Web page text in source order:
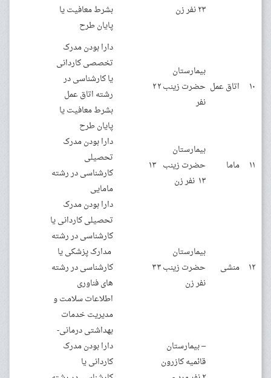
۲۳ نفر زن
بشرط معافیت یا
پایان طرح
۱۰ اتاق عمل
بیمارستان
حضرت زینب ۲
نفر
۲
دارا بودن مدرک
تخصصی کاردانی
یا کارشناسی در
رشته اتاق عمل
بشرط معافیت یا
پایان طرح
۱۱ ماما
بیمارستان
حضرت زینب
۱۳ نفر زن
۱۳
دارا بودن مدرک
تحصیلی
کارشناسی در رشته
مامایی
۱۲ منشی
بیمارستان
حضرت زینب ۳
نفر زن
۳
دارا بودن مدرک
تحصیلی کاردانی یا
کارشناسی در رشته
مدارک پزشکی یا
کارشناسی در رشته
های فناوری
اطلاعات سلامت و
مدیریت خدمات
بهداشتی درمانی-
– بیمارستان
قائمیه کازرون
دارا بودن مدرک
کاردانی یا